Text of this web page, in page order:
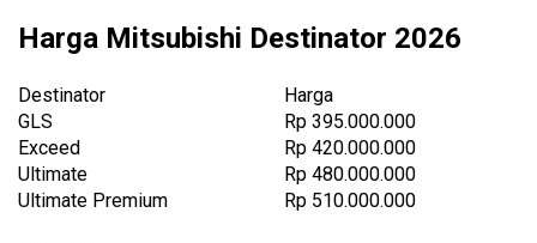
Harga Mitsubishi Destinator 2026
Destinator
Harga
GLS
Rp 395.000.000
Exceed
Rp 420.000.000
Ultimate
Rp 480.000.000
Ultimate Premium
Rp 510.000.000